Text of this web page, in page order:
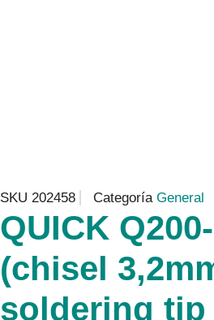
SKU 202458 Categoría General
QUICK
(chisel
soldering tip